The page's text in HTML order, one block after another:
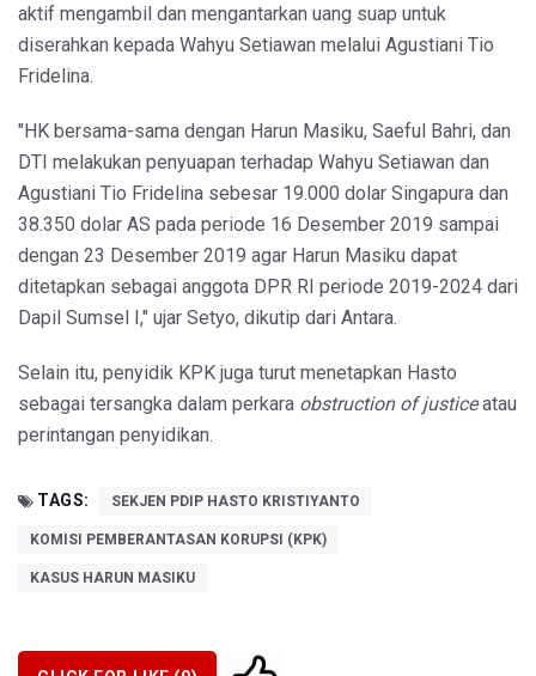
aktif mengambil dan mengantarkan uang suap untuk
diserahkan kepada Wahyu Setiawan melalui Agustiani Tio
Fridelina.
"HK bersama-sama dengan Harun Masiku, Saeful Bahri, dan
DTI melakukan penyuapan terhadap Wahyu Setiawan dan
Agustiani Tio Fridelina sebesar 19.000 dolar Singapura dan
38.350 dolar AS pada periode 16 Desember 2019 sampai
dengan 23 Desember 2019 agar Harun Masiku dapat
ditetapkan sebagai anggota DPR RI periode 2019-2024 dari
Dapil Sumsel I," ujar Setyo, dikutip dari Antara.
Selain itu, penyidik KPK juga turut menetapkan Hasto
sebagai tersangka dalam perkara obstruction of justiceatau
perintangan penyidikan.
TAGS: SEKJEN PDIP HASTO KRISTIYANTO
KOMISI PEMBERANTASAN KORUPSI (KPK)
KASUS HARUN MASIKU